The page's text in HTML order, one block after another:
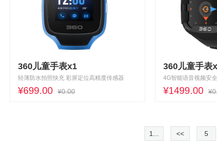
360儿童手表x1
轻薄防水拍照快充 彩屏定位高精度传感器
¥699.00 ¥0.00
360儿童手表
4G智能语音视频安
¥1499.00
1... << 5